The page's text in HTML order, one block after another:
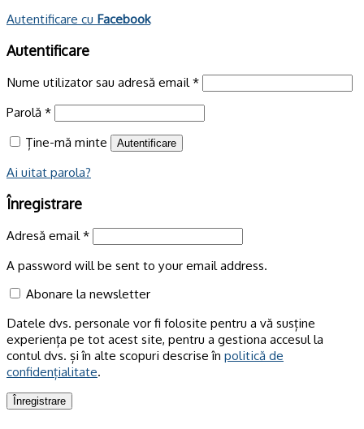
Autentificare cu Facebook
Autentificare
Nume utilizator sau adresă email *
Parolă *
Ține-mă minte
Autentificare
Ai uitat parola?
Înregistrare
Adresă email *
A password will be sent to your email address.
Abonare la newsletter
Datele dvs. personale vor fi folosite pentru a vă susține
experiența pe tot acest site, pentru a gestiona accesul la
contul dvs. și în alte scopuri descrise în politică de
confidențialitate.
Înregistrare